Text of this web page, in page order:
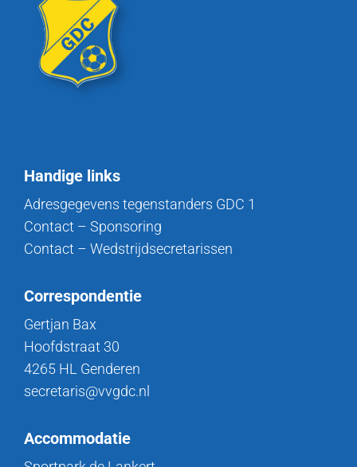
Handige links
Adresgegevens tegenstanders GDC 1
Contact – Sponsoring
Contact – Wedstrijdsecretarissen
Correspondentie
Gertjan Bax
Hoofdstraat 30
4265 HL Genderen
secretaris@vvgdc.nl
Accommodatie